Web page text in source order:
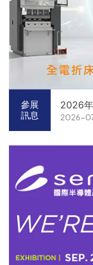
參展
訊息
2026
2026-